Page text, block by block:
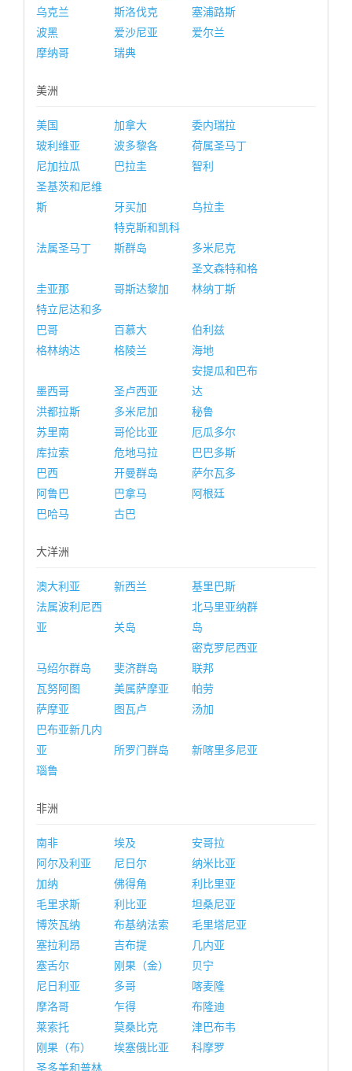
乌克兰
斯洛伐克
塞浦路斯
波黑
爱沙尼亚
爱尔兰
摩纳哥
瑞典
美洲
美国 加拿大
委内瑞拉
玻利维亚
波多黎各
荷属圣马丁
尼加拉瓜
巴拉圭
智利
圣基茨和尼维
斯
牙买加 乌拉圭
法属圣马丁
特克斯和凯科
斯群岛
多米尼克
圭亚那 哥斯达黎加
圣文森特和格
林纳丁斯
特立尼达和多
巴哥
百慕大
伯利兹
格林纳达
格陵兰 海地
墨西哥 圣卢西亚
安提瓜和巴布
达
洪都拉斯
多米尼加
秘鲁
苏里南
哥伦比亚
厄瓜多尔
库拉索
危地马拉
巴巴多斯
巴西
开曼群岛
萨尔瓦多
阿鲁巴
巴拿马
阿根廷
巴哈马
古巴
大洋洲
澳大利亚 新西兰
基里巴斯
法属波利尼西
亚
关岛
北马里亚纳群
岛
马绍尔群岛 斐济群岛
密克罗尼西亚
联邦
瓦努阿图
美属萨摩亚
帕劳
萨摩亚
图瓦卢
汤加
巴布亚新几内
亚
所罗门群岛
新喀里多尼亚
瑙鲁
非洲
南非 埃及
安哥拉
阿尔及利亚
尼日尔
纳米比亚
加纳
佛得角
利比里亚
毛里求斯
利比亚
坦桑尼亚
博茨瓦纳
布基纳法索
毛里塔尼亚
塞拉利昂
吉布提
几内亚
塞舌尔
刚果（金）
贝宁
尼日利亚
多哥
喀麦隆
摩洛哥
乍得
布隆迪
莱索托
莫桑比克
津巴布韦
刚果（布）
埃塞俄比亚
科摩罗
圣多美和普林